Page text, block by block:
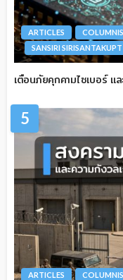
ARTICLES
SANSIRI SIRISANTAKUPT
เตือนภัยคุกคามไซเบอร์ แ
5
ARTICLES